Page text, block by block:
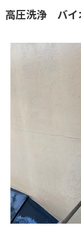
高圧洗浄 バイ